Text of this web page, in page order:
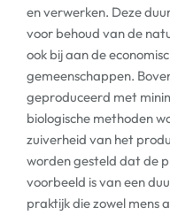
en verwerken. Deze
voor behoud van de
ook bij aan de
gemeenschappen.
geproduceerd met
biologische methoden
zuiverheid van het
worden gesteld dat de
voorbeeld is van een
praktijk die zowel mens